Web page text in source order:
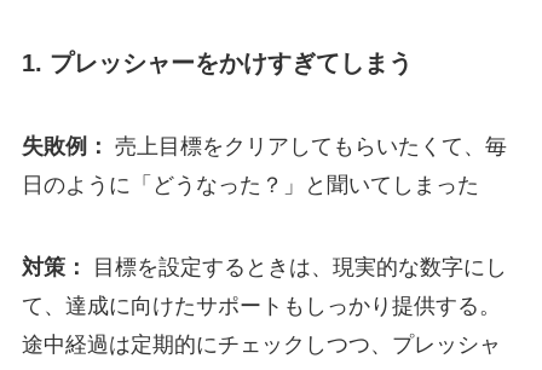
1. プレッシャーをかけすぎてしまう
失敗例： 売上目標をクリアしてもらいたくて、毎
日のように「どうなった？」と聞いてしまった
対策：
目標を設定するときは、現実的な数字にし
て、達成に向けたサポートもしっかり提供する。
途中経過は定期的にチェックしつつ、プレッシャ